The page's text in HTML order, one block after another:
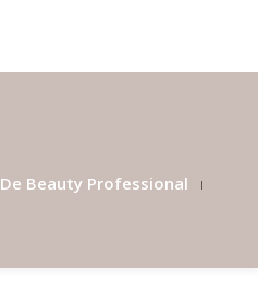
De Beauty Professional